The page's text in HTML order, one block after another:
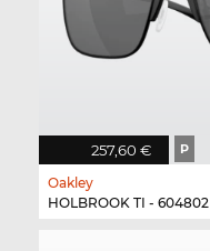
257,60 € P
Oakley
HOLBROOK TI - 604802